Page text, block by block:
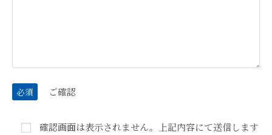
必須 ご確認
確認画面は表示されません。上記内容にて送信します